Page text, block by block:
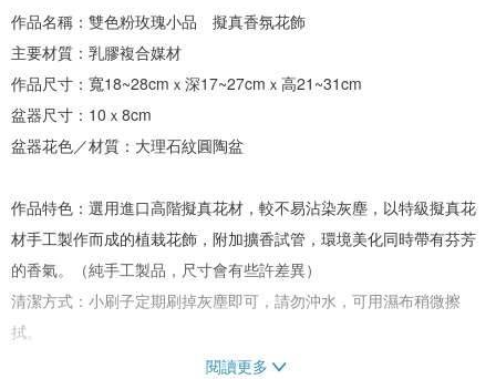
作品名稱：雙色粉玫瑰小品 擬真香氛花飾
主要材質：乳膠複合媒材
作品尺寸：寬18~28cmｘ深17~27cmｘ高21~31cm
盆器尺寸：10ｘ8cm
盆器花色／材質：大理石紋圓陶盆
作品特色：選用進口高階擬真花材，較不易沾染灰塵，以特級擬真花
材手工製作而成的植栽花飾，附加擴香試管，環境美化同時帶有芬芳
的香氣。（純手工製品，尺寸會有些許差異）
清潔方式：小刷子定期刷掉灰塵即可，請勿沖水，可用濕布稍微擦
拭。
閱讀更多